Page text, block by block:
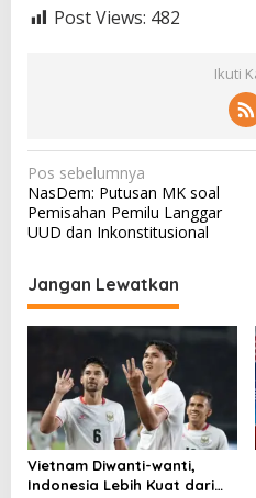
Post Views: 482
Ikuti
N
a
v
g
a
p
o
s
Pos sebelumnya
NasDem: Putusan MK soal
Pemisahan Pemilu Langgar
UUD dan Inkonstitusional
Jangan Lewatkan
Vietnam Diwanti-wanti,
Indonesia Lebih Kuat dari